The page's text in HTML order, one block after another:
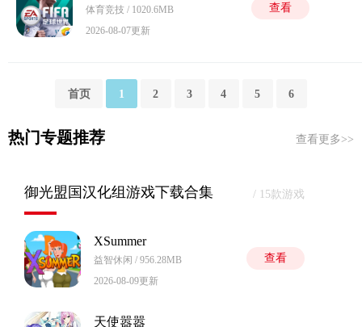
体育竞技 / 1020.6MB
2026-08-07更新
查看
首页 1 2 3 4 5 6
热门专题推荐 查看更多>>
御光盟国汉化组游戏下载合集 / 15款游戏
XSummer
益智休闲 / 956.28MB
2026-08-09更新
查看
天使嚣嚣